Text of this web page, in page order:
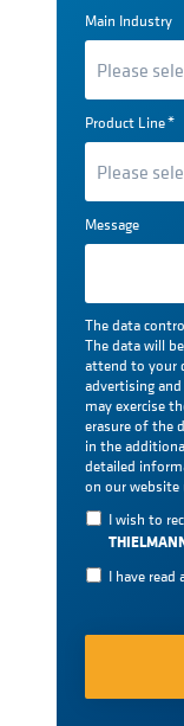
Main Industry
Product Line*
Message
The data
The data will
attend to your
advertising
may exercise
erasure of the
in the
detailed
on our website
I wish to
I have read